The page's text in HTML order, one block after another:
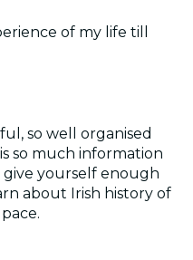
of my life till
so well organised
so much information
yourself enough
about Irish history of